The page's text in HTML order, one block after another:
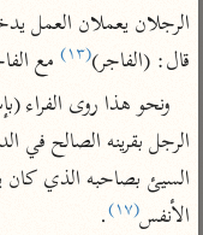
تفسير القرطبي
تفسير البغوي
جمع الأقوال
تفسير ابن الجوزي
تفسير الماوردي
الرجلان يعملان العمل
قال: (الفاجر)(١٣) مع
ونحو هذا روى الفراء
الأنفس(١٧)
.